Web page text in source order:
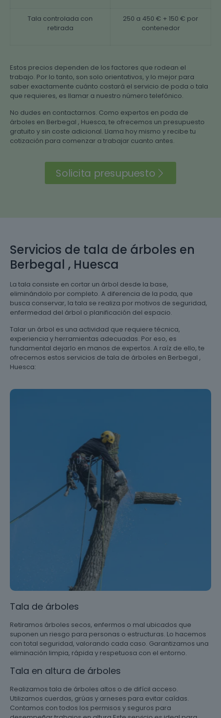
Tala controlada con
retirada
250 a 450 € + 150 € por
contenedor
Estos precios dependen de los factores que rodean el
trabajo. Por lo tanto, son solo orientativos, y lo mejor para
saber exactamente cuánto costará el servicio de poda o tala
que requieres, es llamar a nuestro número telefónico.
No dudes en contactarnos. Como expertos en poda de
árboles en Berbegal , Huesca, te ofrecemos un presupuesto
gratuito y sin coste adicional. Llama hoy mismo y recibe tu
cotización para comenzar a trabajar cuanto antes.
Solicita presupuesto
Servicios de tala de árboles en
Berbegal , Huesca
La tala consiste en cortar un árbol desde la base,
eliminándolo por completo. A diferencia de la poda, que
busca conservar, la tala se realiza por motivos de seguridad,
enfermedad del árbol o planificación del espacio.
Talar un árbol es una actividad que requiere técnica,
experiencia y herramientas adecuadas. Por eso, es
fundamental dejarlo en manos de expertos. A raíz de ello, te
ofrecemos estos servicios de tala de árboles en Berbegal ,
Huesca:
Tala de árboles
Retiramos árboles secos, enfermos o mal ubicados que
suponen un riesgo para personas o estructuras. Lo hacemos
con total seguridad, valorando cada caso. Garantizamos una
eliminación limpia, rápida y respetuosa con el entorno.
Tala en altura de árboles
Realizamos tala de árboles altos o de difícil acceso.
Utilizamos cuerdas, grúas y arneses para evitar caídas.
Contamos con todos los permisos y seguros para